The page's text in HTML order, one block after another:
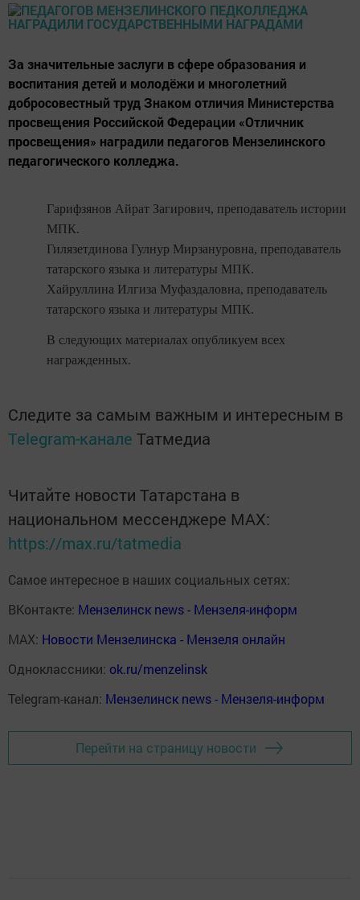
За значительные заслуги в сфере образования и
воспитания детей и молодёжи и многолетний
добросовестный труд Знаком отличия Министерства
просвещения Российской Федерации «Отличник
просвещения» наградили педагогов Мензелинского
педагогического колледжа.
Гарифзянов Айрат Загирович, преподаватель истории
МПК.
Гилязетдинова Гулнур Мирзануровна, преподаватель
татарского языка и литературы МПК.
Хайруллина Илгиза Муфаздаловна, преподаватель
татарского языка и литературы МПК.
В следующих материалах опубликуем всех
награжденных.
Следите за самым важным и интересным в
Telegram-канале Татмедиа
Читайте новости Татарстана в
национальном мессенджере MАХ:
https://max.ru/tatmedia
Самое интересное в наших социальных сетях:
ВКонтакте: Мензелинск news - Мензеля-информ
MAX: Новости Мензелинска - Мензеля онлайн
Одноклассники: ok.ru/menzelinsk
Telegram-канал: Мензелинск news - Мензеля-информ
Перейти на страницу новости